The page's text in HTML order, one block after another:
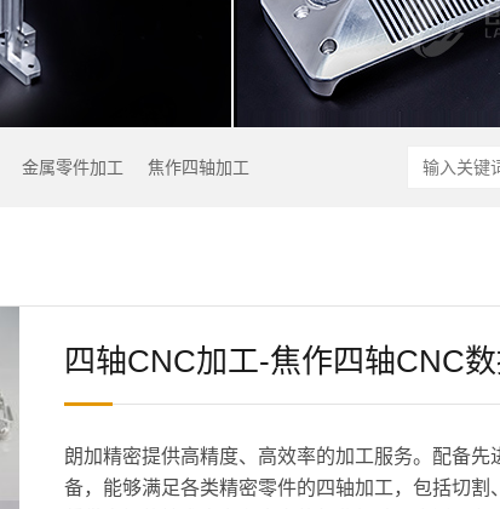
金属零件加工 焦作四轴加工
四轴CNC加工-焦作四轴CNC
朗加精密提供高精度、高效率的加工服务。配备先
备，能够满足各类精密零件的四轴加工，包括切割